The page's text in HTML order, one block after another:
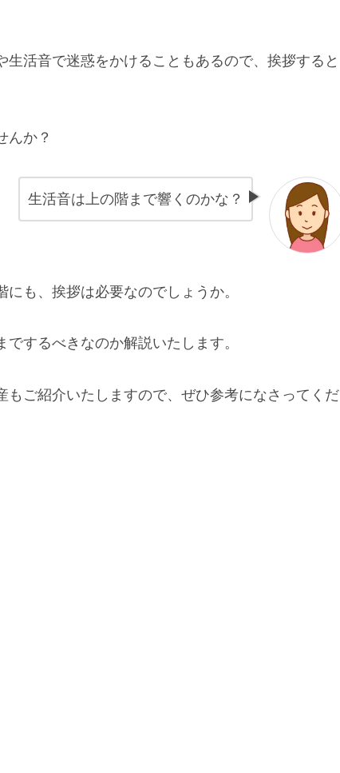
活音で迷惑をかけることもあるので、挨拶すると
んか？
生活音は上の階まで響くのかな？
も、挨拶は必要なのでしょうか。
するべきなのか解説いたします。
もご紹介いたしますので、ぜひ参考になさってくだ